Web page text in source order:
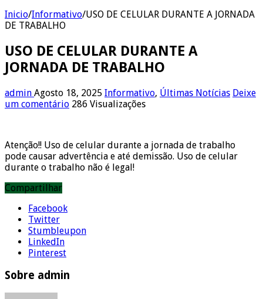
Inicio/Informativo/USO DE CELULAR DURANTE A JORNADA
DE TRABALHO
USO DE CELULAR DURANTE A
JORNADA DE TRABALHO
admin Agosto 18, 2025 Informativo, Últimas Notícias Deixe
um comentário 286 Visualizações
Atenção!! Uso de celular durante a jornada de trabalho
pode causar advertência e até demissão. Uso de celular
durante o trabalho não é legal!
Compartilhar
Facebook
Twitter
Stumbleupon
LinkedIn
Pinterest
Sobre admin